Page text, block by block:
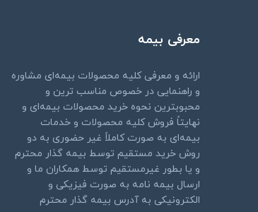
معرفی بیمه
ارائه و معرفی کلیه محصولات بیمه‌ای مشاوره
و راهنمایی در خصوص مناسب ترین و
محبوبترین نحوه خرید محصولات بیمه‌ای و
نهایتاً فروش کلیه محصولات و خدمات
بیمه‌ای به صورت کاملاً غیر حضوری به دو
روش خرید مستقیم توسط بیمه گذار محترم
و یا بطور غیرمستقیم توسط همکاران ما و
ارسال بیمه نامه به صورت فیزیکی و
الکترونیکی به آدرس بیمه گذار محترم